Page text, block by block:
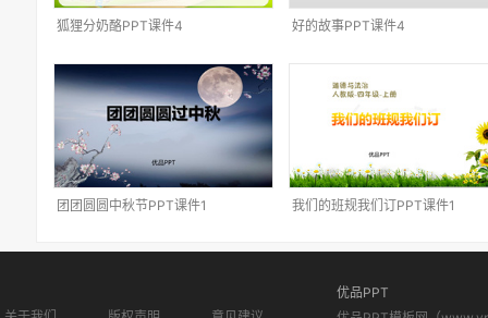
狐狸分奶酪PPT课件4 好的故事PPT课件4
团团圆圆中秋节PPT课件1 我们的班规我们订PPT课件1
优品PPT